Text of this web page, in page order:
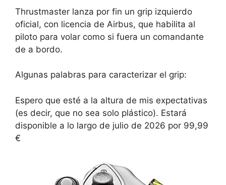
Thrustmaster lanza por fin un grip izquierdo
oficial, con licencia de Airbus, que habilita al
piloto para volar como si fuera un comandante
de a bordo.
Algunas palabras para caracterizar el grip:
Espero que esté a la altura de mis expectativas
(es decir, que no sea solo plástico). Estará
disponible a lo largo de julio de 2026 por 99,99
€